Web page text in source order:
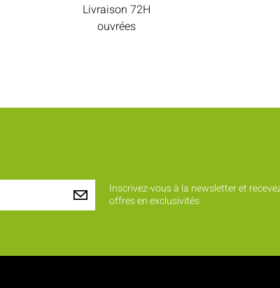
Livraison 72H
ouvrées
Inscrivez-vous à la newsletter et
offres en exclusivités